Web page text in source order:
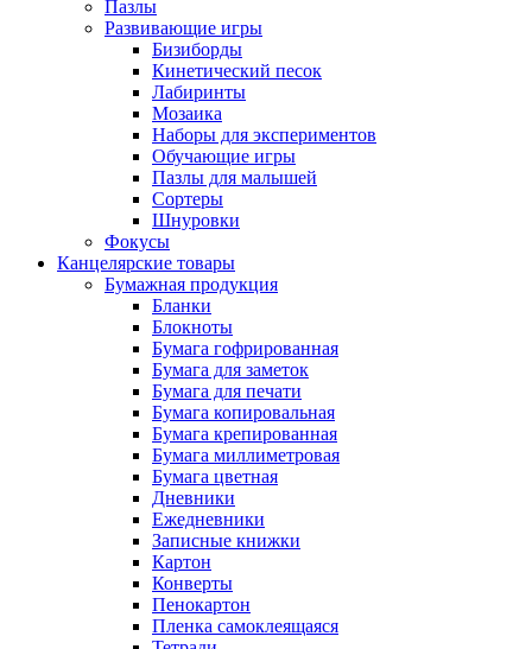
Пазлы
Развивающие игры
Бизиборды
Кинетический песок
Лабиринты
Мозаика
Наборы для экспериментов
Обучающие игры
Пазлы для малышей
Сортеры
Шнуровки
Фокусы
Канцелярские товары
Бумажная продукция
Бланки
Блокноты
Бумага гофрированная
Бумага для заметок
Бумага для печати
Бумага копировальная
Бумага крепированная
Бумага миллиметровая
Бумага цветная
Дневники
Ежедневники
Записные книжки
Картон
Конверты
Пенокартон
Пленка самоклеящаяся